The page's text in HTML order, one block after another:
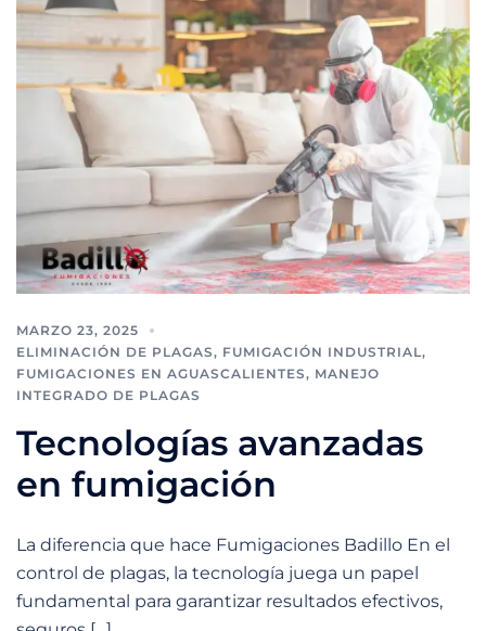
MARZO 23, 2025
ELIMINACIÓN DE PLAGAS, FUMIGACIÓN INDUSTRIAL,
FUMIGACIONES EN AGUASCALIENTES, MANEJO
INTEGRADO DE PLAGAS
Tecnologías avanzadas
en fumigación
La diferencia que hace Fumigaciones Badillo En el
control de plagas, la tecnología juega un papel
fundamental para garantizar resultados efectivos,